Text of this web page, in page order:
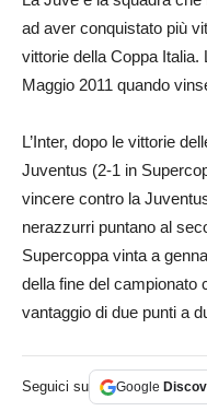
ad aver conquistato più
vittorie della Coppa Italia.
Maggio 2011 quando
L’Inter, dopo le vittorie
Juventus (2-1 in
vincere contro la
nerazzurri puntano al
Supercoppa vinta a
della fine del campionato
vantaggio di due punti a
Seguici su Google